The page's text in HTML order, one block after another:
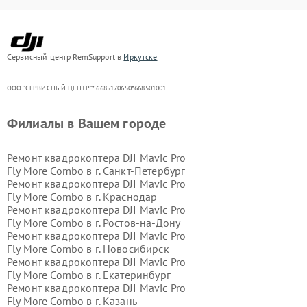
Сервисный центр RemSupport в Иркутске
ООО "СЕРВИСНЫЙ ЦЕНТР"* 6685170650*668501001
Филиалы в Вашем городе
Ремонт квадрокоптера DJI Mavic Pro
Fly More Combo в г. Санкт-Петербург
Ремонт квадрокоптера DJI Mavic Pro
Fly More Combo в г. Краснодар
Ремонт квадрокоптера DJI Mavic Pro
Fly More Combo в г. Ростов-на-Дону
Ремонт квадрокоптера DJI Mavic Pro
Fly More Combo в г. Новосибирск
Ремонт квадрокоптера DJI Mavic Pro
Fly More Combo в г. Екатеринбург
Ремонт квадрокоптера DJI Mavic Pro
Fly More Combo в г. Казань